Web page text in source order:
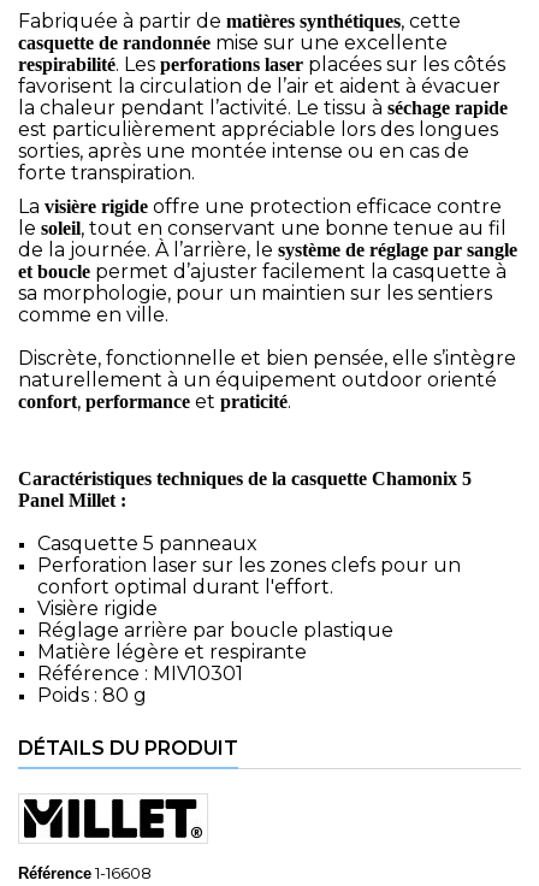
Fabriquée à partir de matières synthétiques, cette
casquette de randonnée mise sur une excellente
respirabilité. Les perforations laser placées sur les côtés
favorisent la circulation de l’air et aident à évacuer
la chaleur pendant l’activité. Le tissu à séchage rapide
est particulièrement appréciable lors des longues
sorties, après une montée intense ou en cas de
forte transpiration.
La visière rigide offre une protection efficace contre
le soleil, tout en conservant une bonne tenue au fil
de la journée. À l’arrière, le système de réglage par sangle
et boucle permet d’ajuster facilement la casquette à
sa morphologie, pour un maintien sur les sentiers
comme en ville.
Discrète, fonctionnelle et bien pensée, elle s’intègre
naturellement à un équipement outdoor orienté
confort, performance et praticité.
Caractéristiques techniques de la casquette Chamonix 5
Panel Millet :
Casquette 5 panneaux
Perforation laser sur les zones clefs pour un
confort optimal durant l'effort.
Visière rigide
Réglage arrière par boucle plastique
Matière légère et respirante
Référence : MIV10301
Poids : 80 g
DÉTAILS DU PRODUIT
Référence 1-16608